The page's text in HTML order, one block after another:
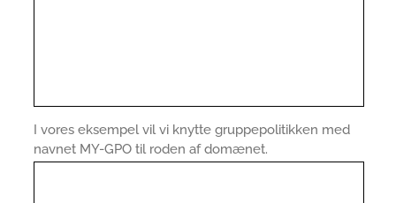
I vores eksempel vil vi knytte gruppepolitikken med
navnet MY-GPO til roden af domænet.